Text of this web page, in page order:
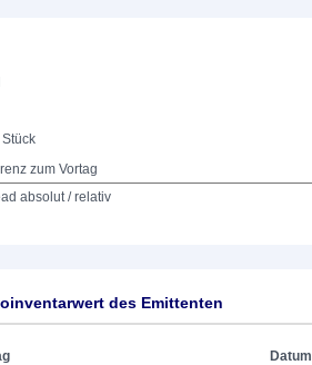
zum Vortag
absolut / relativ
des Emittenten
Datum